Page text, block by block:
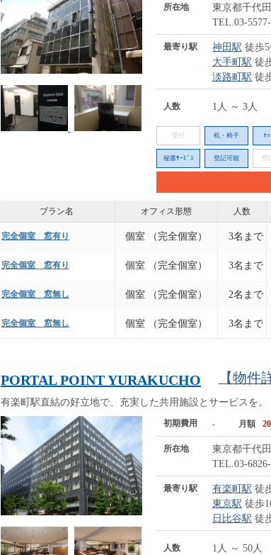
所在地
東京都千代
TEL.03-
最寄り駅 神田駅 徒歩
大手町駅 徒
淡路町駅 徒
人数 1人 ～ 3人
受付 机・椅子 ﾈ
秘書ｻｰﾋﾞｽ 登記可能 登
プラン名 オフィス形態 人数
完全個室 窓有り 個室 （完全個室） 3名まで
完全個室 窓有り 個室 （完全個室） 3名まで
完全個室 窓無し 個室 （完全個室） 2名まで
完全個室 窓無し 個室 （完全個室） 3名まで
PORTAL POINT YURAKUCHO 【物件
有楽町駅直結の好立地で、充実した共用施設とサービスを。
初期費用 - 月額
所在地
東京都千代
TEL.03-
最寄り駅 有楽町駅 徒
東京駅 徒歩
日比谷駅 徒
人数 1人 ～ 50人